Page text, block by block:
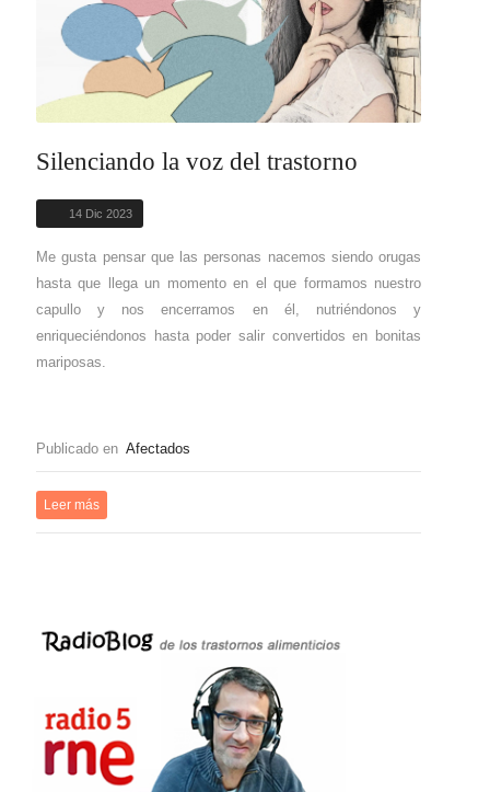
Silenciando la voz del trastorno
14 Dic 2023
Me gusta pensar que las personas nacemos siendo orugas
hasta que llega un momento en el que formamos nuestro
capullo y nos encerramos en él, nutriéndonos y
enriqueciéndonos hasta poder salir convertidos en bonitas
mariposas.
Publicado en Afectados
Leer más